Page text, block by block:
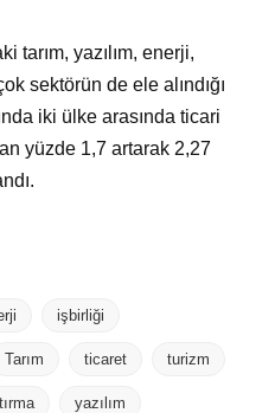
tarım, yazılım, enerji,
sektörün de ele alındığı
iki ülke arasında ticari
yüzde 1,7 artarak 2,27
işbirliği
Tarım ticaret turizm
yazılım